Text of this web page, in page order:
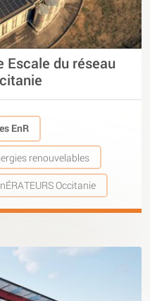
Escale du réseau
EnR
renouvelables
Occitanie